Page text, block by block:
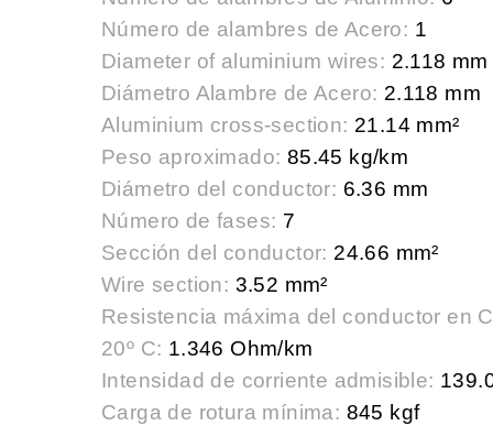
Número de alambres de Acero: 1
Diameter of aluminium wires: 2.118 mm
Diámetro Alambre de Acero: 2.118 mm
Aluminium cross-section: 21.14 mm²
Peso aproximado: 85.45 kg/km
Diámetro del conductor: 6.36 mm
Número de fases: 7
Sección del conductor: 24.66 mm²
Wire section: 3.52 mm²
Resistencia máxima del conductor en
20º C: 1.346 Ohm/km
Intensidad de corriente admisible:
Carga de rotura mínima: 845 kgf